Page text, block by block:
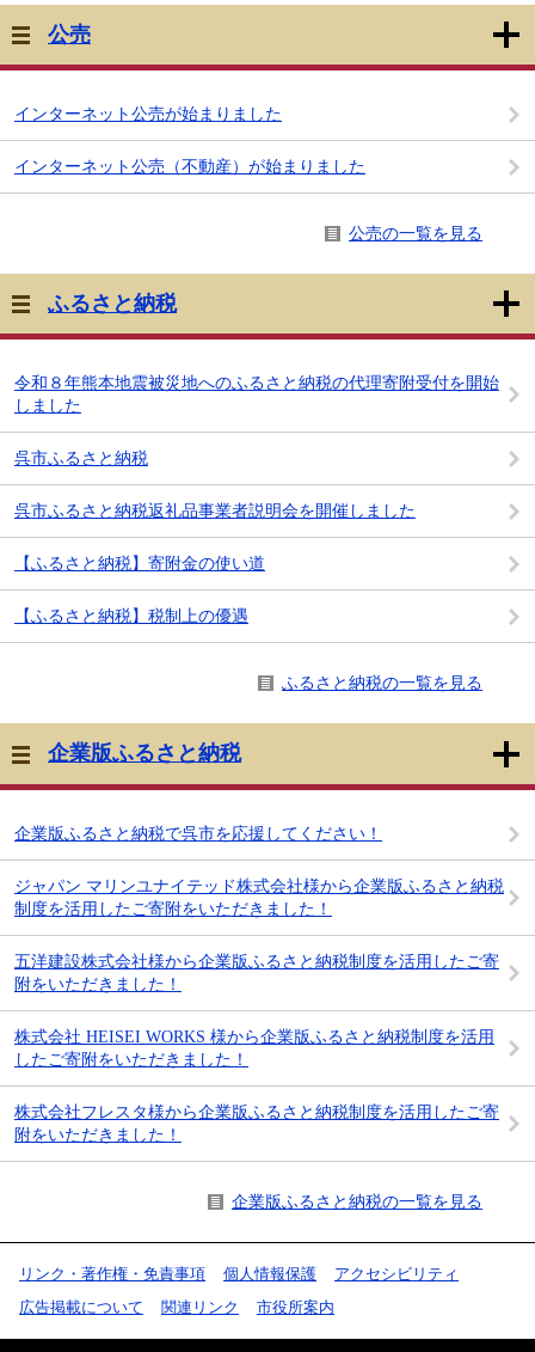
公売
インターネット公売が始まりました
インターネット公売（不動産）が始まりました
公売の一覧を見る
ふるさと納税
令和８年熊本地震被災地へのふるさと納税の代理寄附受付を開始
しました
呉市ふるさと納税
呉市ふるさと納税返礼品事業者説明会を開催しました
【ふるさと納税】寄附金の使い道
【ふるさと納税】税制上の優遇
ふるさと納税の一覧を見る
企業版ふるさと納税
企業版ふるさと納税で呉市を応援してください！
ジャパン マリンユナイテッド株式会社様から企業版ふるさと納税
制度を活用したご寄附をいただきました！
五洋建設株式会社様から企業版ふるさと納税制度を活用したご寄
附をいただきました！
株式会社 HEISEI WORKS 様から企業版ふるさと納税制度を活用
したご寄附をいただきました！
株式会社フレスタ様から企業版ふるさと納税制度を活用したご寄
附をいただきました！
企業版ふるさと納税の一覧を見る
リンク・著作権・免責事項 個人情報保護
アクセシビリティ
広告掲載について
関連リンク 市役所案内